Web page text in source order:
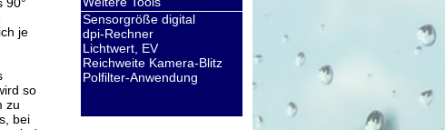
je
so
zu
bei
Sensorgröße digital
dpi-Rechner
Lichtwert, EV
Reichweite Kamera-Blitz
Polfilter-Anwendung